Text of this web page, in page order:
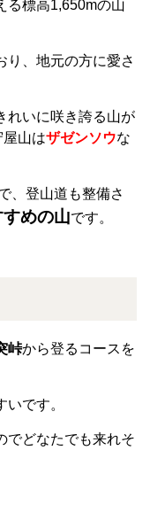
る標高1,650mの山
り、地元の方に愛さ
れいに咲き誇る山が
山はザゼンソウな
、登山道も整備さ
めの山です。
峠から登るコースを
です。
でどなたでも来れそ